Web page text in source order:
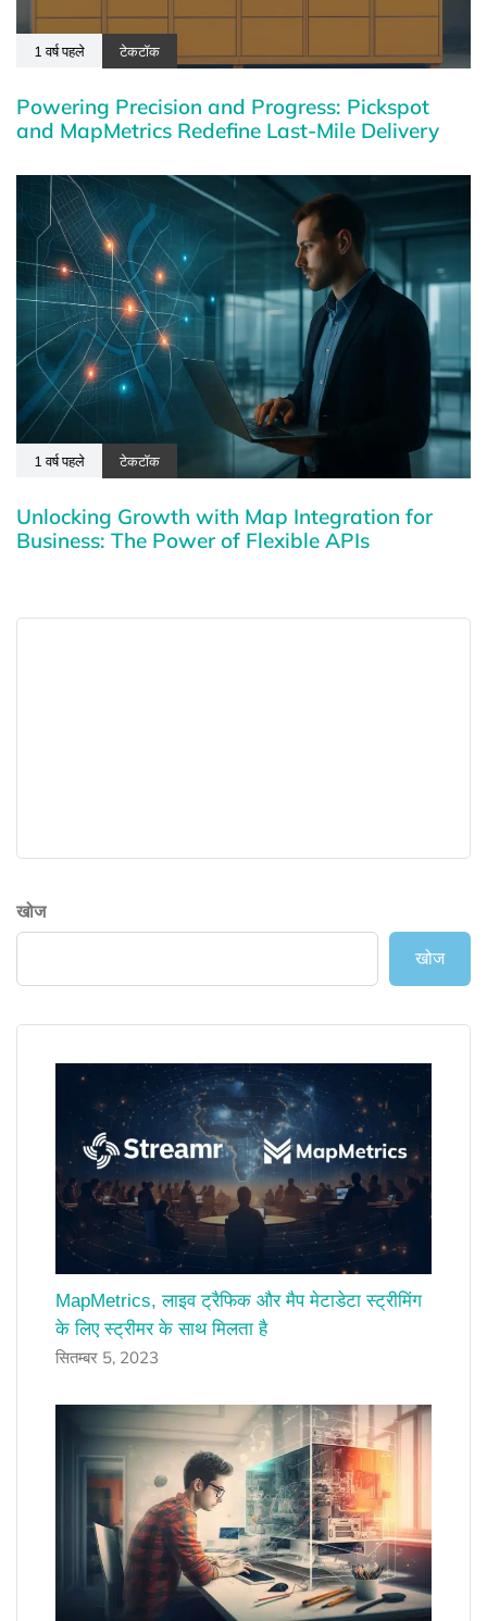
1 वर्ष पहले टेकटॉक
Powering Precision and Progress: Pickspot
and MapMetrics Redefine Last-Mile Delivery
1 वर्ष पहले टेकटॉक
Unlocking Growth with Map Integration for
Business: The Power of Flexible APIs
खोज
खोज
MapMetrics, लाइव ट्रैफिक और मैप मेटाडेटा स्ट्रीमिंग
के लिए स्ट्रीमर के साथ मिलता है
सितम्बर 5, 2023